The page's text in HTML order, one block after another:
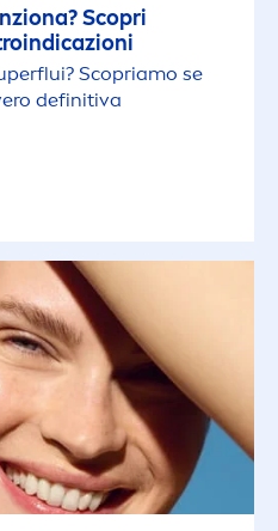
Scopri
Scopriamo se
definitiva